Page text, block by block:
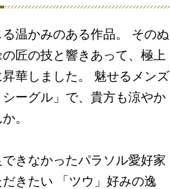
温かみのある作品。 そのぬ
匠の技と響きあって、極上
華しました。 魅せるメンズ
ーグル」で、貴方も涼やか
。
きなかったパラソル愛好家
きたい 「ツウ」好みの逸